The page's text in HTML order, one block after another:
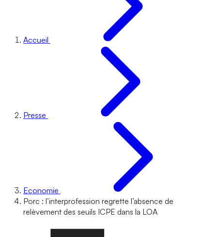
Accueil
Presse
Economie
Porc : l’interprofession regrette l’absence de
relèvement des seuils ICPE dans la LOA